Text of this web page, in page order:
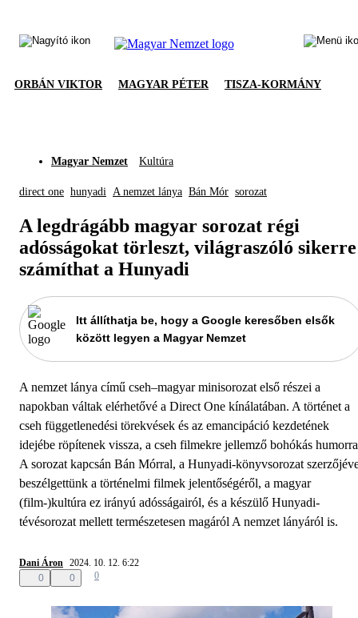
ORBÁN VIKTOR MAGYAR PÉTER TISZA-KORMÁNY
Magyar Nemzet Kultúra
direct one hunyadi A nemzet lánya Bán Mór sorozat
A legdrágább magyar sorozat régi
adósságokat törleszt, világraszóló sikerre
számíthat a Hunyadi
Itt állíthatja be, hogy a Google keresőben elsők
között legyen a Magyar Nemzet
A nemzet lánya című cseh–magyar minisorozat első részei a
napokban váltak elérhetővé a Direct One kínálatában. A történet a
cseh függetlenedési törekvések és az emancipáció kezdetének
idejébe röpítenek vissza, a cseh filmekre jellemző bohókás
A sorozat kapcsán Bán Mórral, a Hunyadi-könyvsorozat
beszélgettünk a történelmi filmek jelentőségéről, a magyar
(film-)kultúra ez irányú adósságairól, és a készülő Hunyadi-
tévésorozat mellett természetesen magáról A nemzet lányáról is.
Dani Áron 2024. 10. 12. 6:22
0
0 0